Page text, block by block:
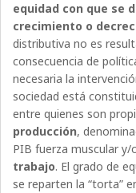
equidad con que se
crecimiento o
distributiva no es
consecuencia de
necesaria la
sociedad está
entre quienes son
producción,
PIB fuerza muscular
trabajo. El grado de
se reparten la “torta”